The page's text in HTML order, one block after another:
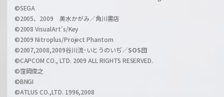
n
l
©SEGA
©2005、2009 美水かがみ／角川書店
©2008 VisualArt's/Key
©2009 Nitroplus/Project Phantom
©2007,2008,2009谷川流･いとうのいぢ／SOS団
©CAPCOM CO., LTD. 2009 ALL RIGHTS RESERVED.
©窪岡俊之
©BNGI
©ATLUS CO.,LTD. 1996,2008